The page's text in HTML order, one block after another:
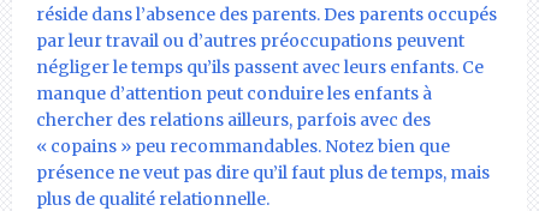
réside dans l’absence des parents. Des parents occupés
par leur travail ou d’autres préoccupations peuvent
négliger le temps qu’ils passent avec leurs enfants. Ce
manque d’attention peut conduire les enfants à
chercher des relations ailleurs, parfois avec des
« copains » peu recommandables. Notez bien que
présence ne veut pas dire qu’il faut plus de temps, mais
plus de qualité relationnelle.